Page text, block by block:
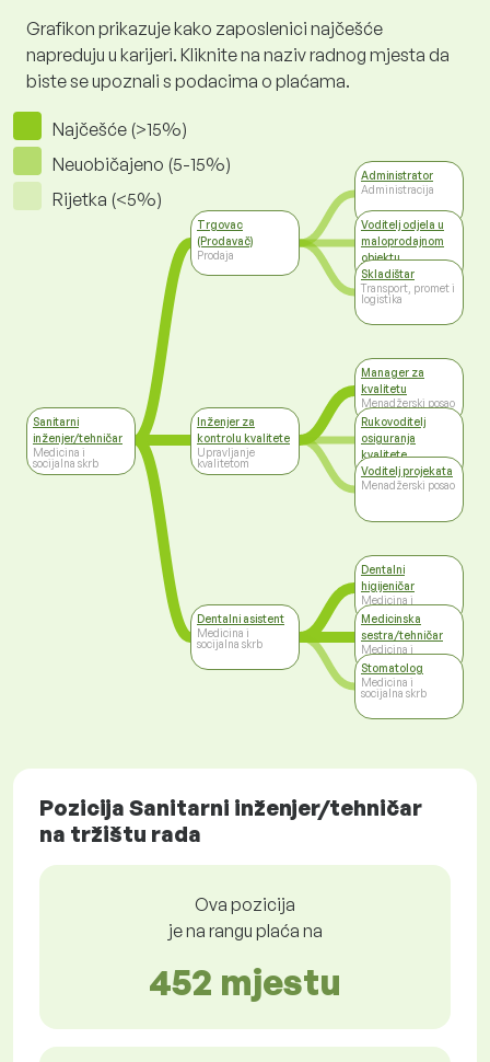
Grafikon prikazuje kako zaposlenici najčešće
napreduju u karijeri. Kliknite na naziv radnog mjesta da
biste se upoznali s podacima o plaćama.
Najčešće (>15%)
Neuobičajeno (5-15%)
Rijetka (<5%)
Sanitarni
inženjer/tehničar
Medicina i
socijalna skrb
Trgovac
(Prodavač)
Prodaja
Inženjer za
kontrolu kvalitete
Upravljanje
kvalitetom
Dentalni asistent
Medicina i
socijalna skrb
Administrator
Administracija
Voditelj odjela u
maloprodajnom
objektu
Prodaja
Skladištar
Transport, promet i
logistika
Manager za
kvalitetu
Menadžerski posao
Rukovoditelj
osiguranja
kvalitete
Top management
Voditelj projekata
Menadžerski posao
Dentalni
higijeničar
Medicina i
socijalna skrb
Medicinska
sestra/tehničar
Medicina i
socijalna skrb
Stomatolog
Medicina i
socijalna skrb
Pozicija Sanitarni inženjer/tehničar
na tržištu rada
Ova pozicija
je na rangu plaća na
452 mjestu